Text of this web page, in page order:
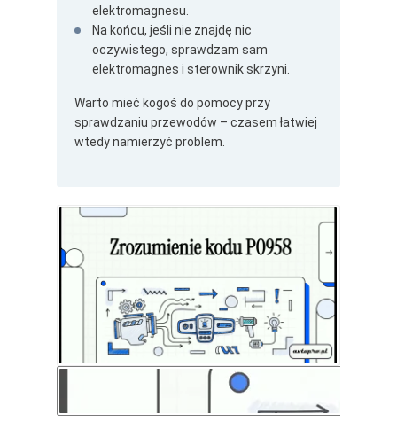
elektromagnesu.
Na końcu, jeśli nie znajdę nic
oczywistego, sprawdzam sam
elektromagnes i sterownik skrzyni.
Warto mieć kogoś do pomocy przy
sprawdzaniu przewodów – czasem łatwiej
wtedy namierzyć problem.